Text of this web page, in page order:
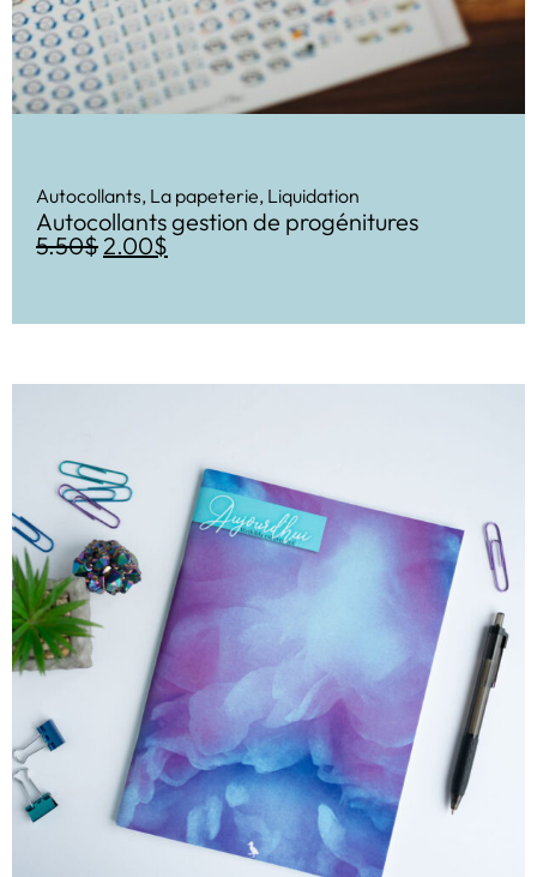
Autocollants, La papeterie, Liquidation
Autocollants gestion de progénitures
5.50$ 2.00$